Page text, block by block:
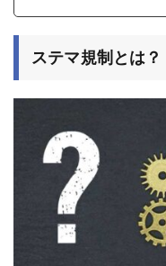
ステマ規制とは？